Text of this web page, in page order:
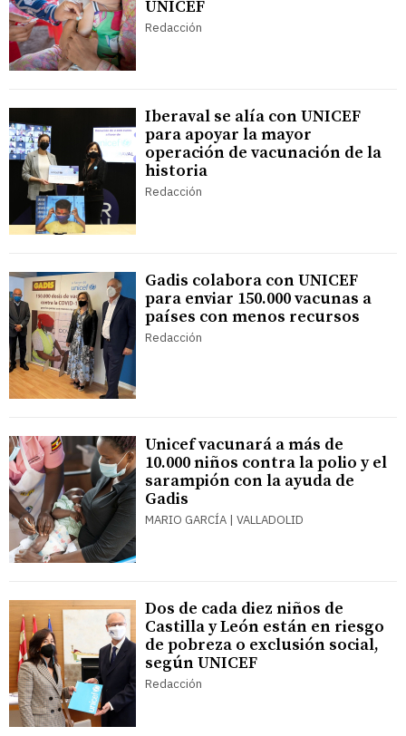
UNICEF
Redacción
Iberaval se alía con UNICEF
para apoyar la mayor
operación de vacunación de la
historia
Redacción
Gadis colabora con UNICEF
para enviar 150.000 vacunas a
países con menos recursos
Redacción
Unicef vacunará a más de
10.000 niños contra la polio y el
sarampión con la ayuda de
Gadis
MARIO GARCÍA | VALLADOLID
Dos de cada diez niños de
Castilla y León están en riesgo
de pobreza o exclusión social,
según UNICEF
Redacción